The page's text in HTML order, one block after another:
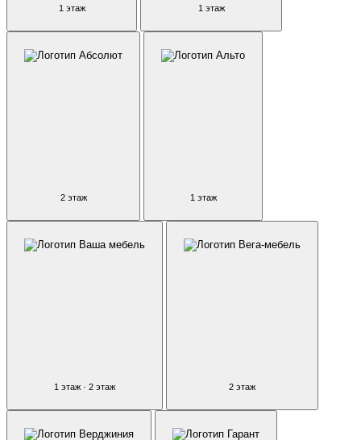
1 этаж 1 этаж
2 этаж 1 этаж
1 этаж · 2 этаж 2 этаж